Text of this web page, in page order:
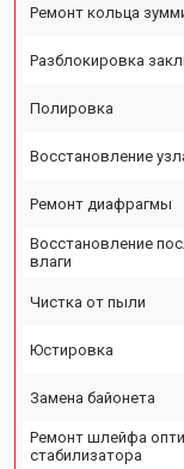
Ремонт кольца
Разблокировка
Полировка
Восстановление
Ремонт диафрагмы
Восстановление
влаги
Чистка от пыли
Юстировка
Замена байонета
Ремонт шлейфа
стабилизатора